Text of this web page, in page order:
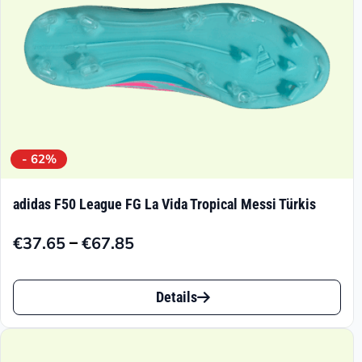
Produktseite
gewählt
werden
- 62%
adidas F50 League FG La Vida Tropical Messi Türkis
€37.65–€67.85
Preisspanne:
€67.85
Dieses
Produkt
Details